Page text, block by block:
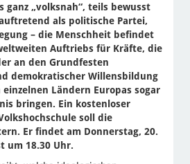
ganz „volksnah“, teils bewusst
als politische Partei,
– die Menschheit befindet
Auftriebs für Kräfte, die
an den Grundfesten
demokratischer Willensbildung
Ländern Europas sogar
bringen. Ein kostenloser
soll die
Er findet am Donnerstag, 20.
um 18.30 Uhr.